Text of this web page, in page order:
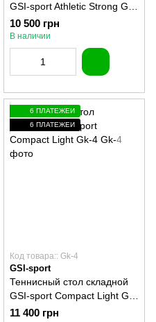
GSI-sport Athletic Strong Gp-
3
10 500 грн
В наличии
6 ПЛАТЕЖЕЙ
6 ПЛАТЕЖЕЙ
Код товара:: Gk-4
GSI-sport
Теннисный стол складной
GSI-sport Compact Light Gk-
4
11 400 грн